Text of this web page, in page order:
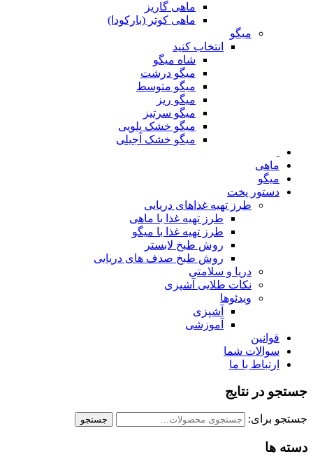
ماهی گاریز
ماهی کوتر (بارکودا)
میگو
انتخاب کنید
شاه میگو
میگو درشت
میگو متوسط
میگو ریز
میگو سرتیز
میگو خشک پلویی
میگو خشک آجیلی
ماهی
میگو
دستور پخت
طرز تهیه غذاهای دریایی
طرز تهیه غذا با ماهی
طرز تهیه غذا با میگو
روش طبخ لابستر
روش طبخ صدف های دریایی
دریا و سلامتی
نکات طلایی آشپزی
ویدئوها
آشپزی
آموزشی
قوانین
سوالات شما
ارتباط با ما
جستجو در نتایج
جستجو برای: جستجو
دسته ها